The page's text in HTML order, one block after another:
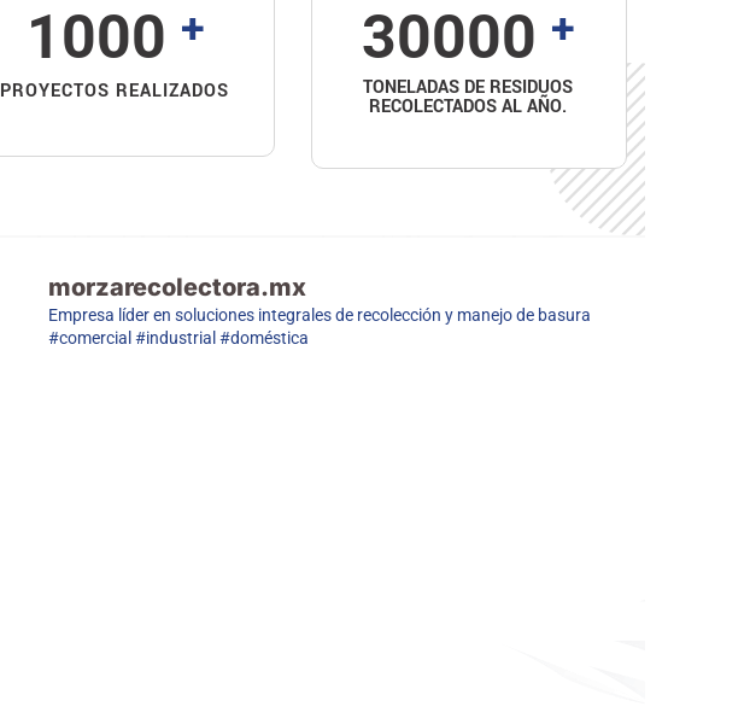
1000 +
PROYECTOS REALIZADOS
30000 +
TONELADAS DE RESIDUOS
RECOLECTADOS AL AÑO.
morzarecolectora.mx
Empresa líder en soluciones integrales de recolección y manejo de basura
#comercial #industrial #doméstica